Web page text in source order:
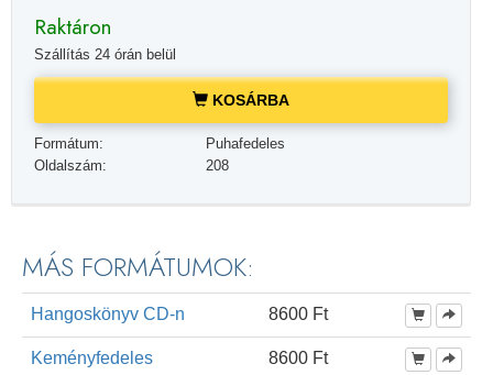
Raktáron
Szállítás 24 órán belül
KOSÁRBA
Formátum:
Puhafedeles
Oldalszám:
208
MÁS FORMÁTUMOK:
Hangoskönyv CD-n 8600 Ft
Keményfedeles 8600 Ft